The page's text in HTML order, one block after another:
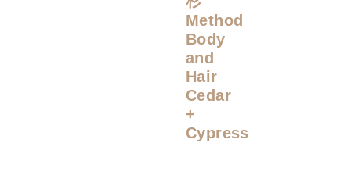
Method
Body
and
Hair
Cedar
+
Cypress